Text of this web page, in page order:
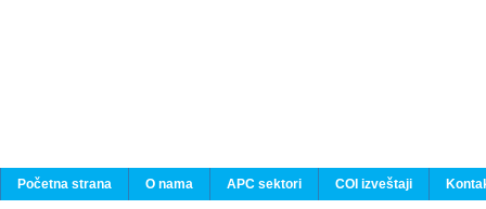
Početna strana O nama APC sektori COI izveštaji